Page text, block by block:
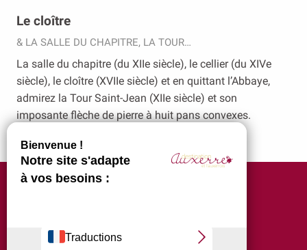
Le cloître
& LA SALLE DU CHAPITRE, LA TOUR…
La salle du chapitre (du XIIe siècle), le cellier (du XIVe
siècle), le cloître (XVIIe siècle) et en quittant l’Abbaye,
admirez la Tour Saint-Jean (XIIe siècle) et son
imposante flèche de pierre à huit pans convexes.
Pourquoi Saint-germain ?